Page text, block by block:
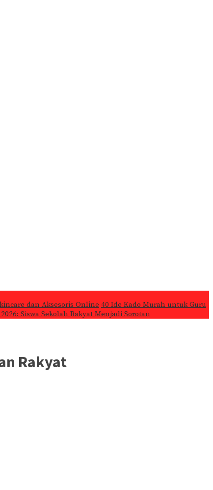
dan Aksesoris Online 40 Ide Kado Murah untuk Guru
Siswa Sekolah Rakyat Menjadi Sorotan
Rakyat